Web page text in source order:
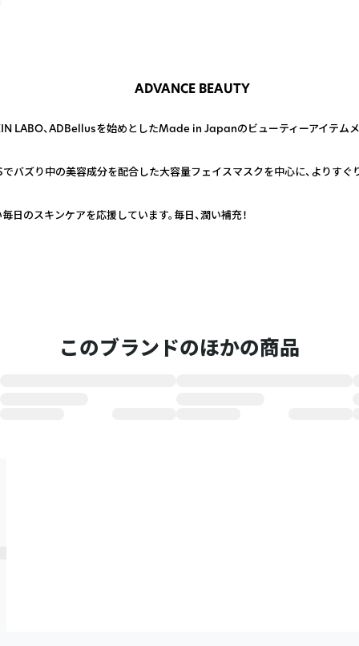
ADVANCE BEAUTY
LABO、ADBellusを始めとしたMade in Japanのビューティーアイテムメ
バズり中の美容成分を配合した大容量フェイスマスクを中心に、よりすぐ
日のスキンケアを応援しています。毎日、潤い補充！
このブランドのほかの商品